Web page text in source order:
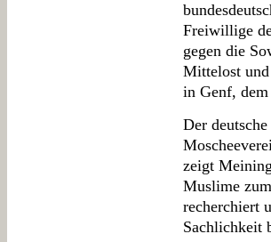
Freiwillige
gegen die
Mittelost und
in Genf,
Der
zeigt
Muslime
recherchiert
Sachlichkeit